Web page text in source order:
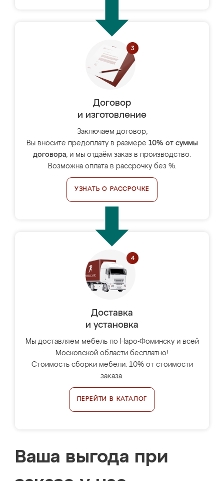
Договор
и изготовление
Заключаем договор,
Вы вносите предоплату в размере 10% от суммы
договора, и мы отдаём заказ в производство.
Возможна оплата в рассрочку без %.
УЗНАТЬ О РАССРОЧКЕ
Доставка
и установка
Мы доставляем мебель по Наро-Фоминску и всей
Московской области бесплатно!
Стоимость сборки мебели: 10% от стоимости
заказа.
ПЕРЕЙТИ В КАТАЛОГ
Ваша выгода при